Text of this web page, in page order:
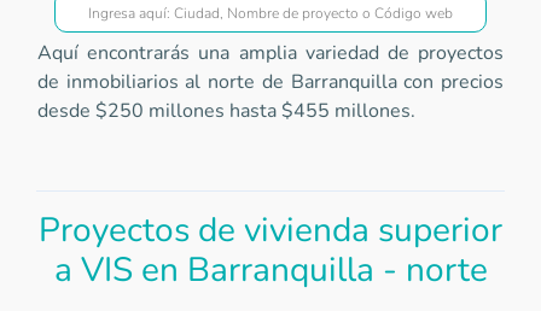
Proyectos de vivienda superior
a VIS en Barranquilla - norte
Aquí encontrarás una amplia variedad de proyectos
de inmobiliarios al norte de Barranquilla con precios
desde $250 millones hasta $455 millones.